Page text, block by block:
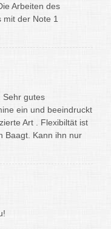
Arbeiten des
der Note 1
Sehr gutes
ein und beeindruckt
Art . Flexibiltät ist
Baagt. Kann ihn nur